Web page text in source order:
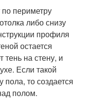
периметру
либо снизу
профиля
остается
на стену, и
Если такой
то создается
полом.